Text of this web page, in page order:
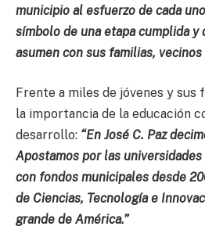
municipio al esfuerzo de cada
símbolo de una etapa cumplida y
asumen con sus familias, vecinos
Frente a miles de jóvenes y sus
la importancia de la educación
desarrollo: “En José C. Paz
Apostamos por las
con fondos municipales desde
de Ciencias, Tecnología e
grande de América.”